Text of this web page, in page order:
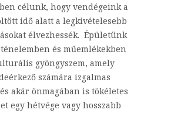
célunk, hogy vendégeink a
idő alatt a legkivételesebb
élvezhessék. Épületünk
és műemlékekben
gyöngyszem, amely
számára izgalmas
akár önmagában is tökéletes
egy hétvége vagy hosszabb